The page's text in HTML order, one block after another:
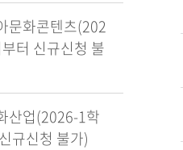
문화콘텐츠(202
터 신규신청 불
산업(2026-1학
규신청 불가)